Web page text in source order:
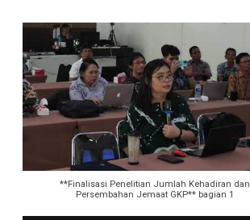
**Finalisasi Penelitian Jumlah Kehadiran dan
Persembahan Jemaat GKP** bagian 1